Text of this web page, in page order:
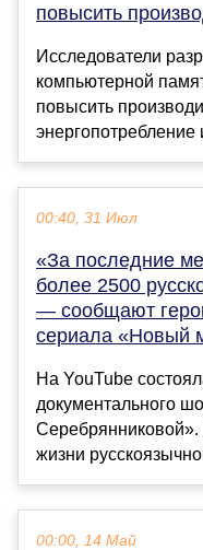
повысить
Исследователи
компьютерной
повысить
энергопотребление
00:40, 31 Июл
«За последние
более 2500
— сообщают
сериала «Новый
На YouTube
документального
жизни
00:00, 14 Май